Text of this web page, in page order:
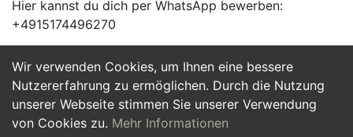
Wir verwenden Cookies, um Ihnen eine bessere
Nutzererfahrung zu ermöglichen. Durch die Nutzung
unserer Webseite stimmen Sie unserer Verwendung
von Cookies zu. Mehr Informationen
Hier kannst du dich per WhatsApp bewerben:
+4915174496270
Jetzt Bewerben